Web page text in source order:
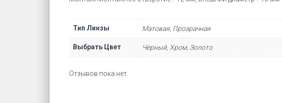
Тип Линзы Матовая, Прозрачная
Выбрать Цвет Чёрный, Хром, Золото
Отзывов пока нет.